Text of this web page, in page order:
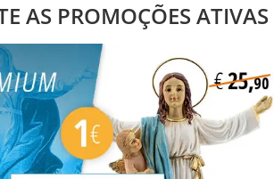
AS PROMOÇÕES ATIVAS